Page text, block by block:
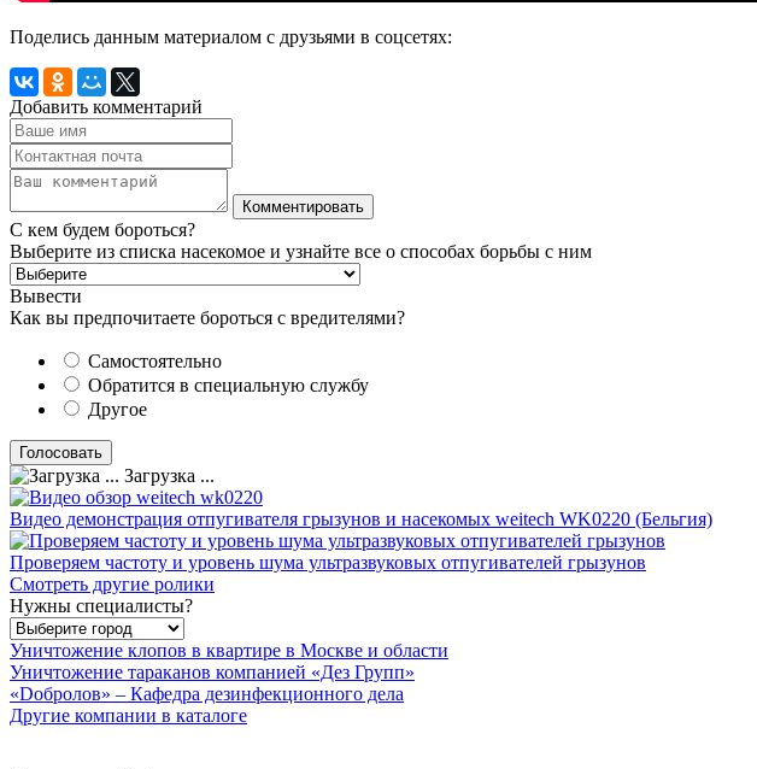
Поделись данным материалом с друзьями в соцсетях:
Добавить комментарий
С кем будем бороться?
Выберите из списка насекомое и узнайте все о способах борьбы с ним
Вывести
Как вы предпочитаете бороться с вредителями?
Самостоятельно
Обратится в специальную службу
Другое
Загрузка ...
Видео демонстрация отпугивателя грызунов и насекомых weitech WK0220 (Бельгия)
Проверяем частоту и уровень шума ультразвуковых отпугивателей грызунов
Смотреть другие ролики
Нужны специалисты?
Уничтожение клопов в квартире в Москве и области
Уничтожение тараканов компанией «Дез Групп»
«Dобролов» – Кафедра дезинфекционного дела
Другие компании в каталоге